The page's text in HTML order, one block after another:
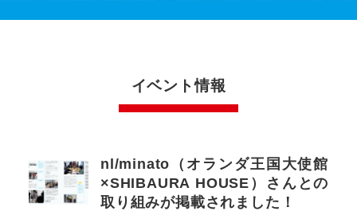
イベント情報
nl/minato（オランダ王国大使館
×SHIBAURA HOUSE）さんとの
取り組みが掲載されました！